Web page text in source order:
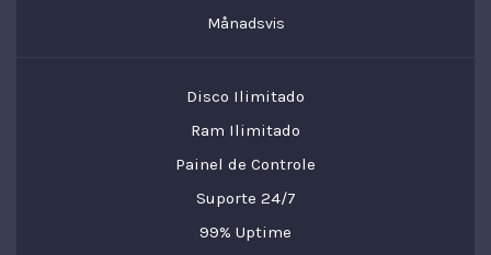
Månadsvis
Disco Ilimitado
Ram Ilimitado
Painel de Controle
Suporte 24/7
99% Uptime